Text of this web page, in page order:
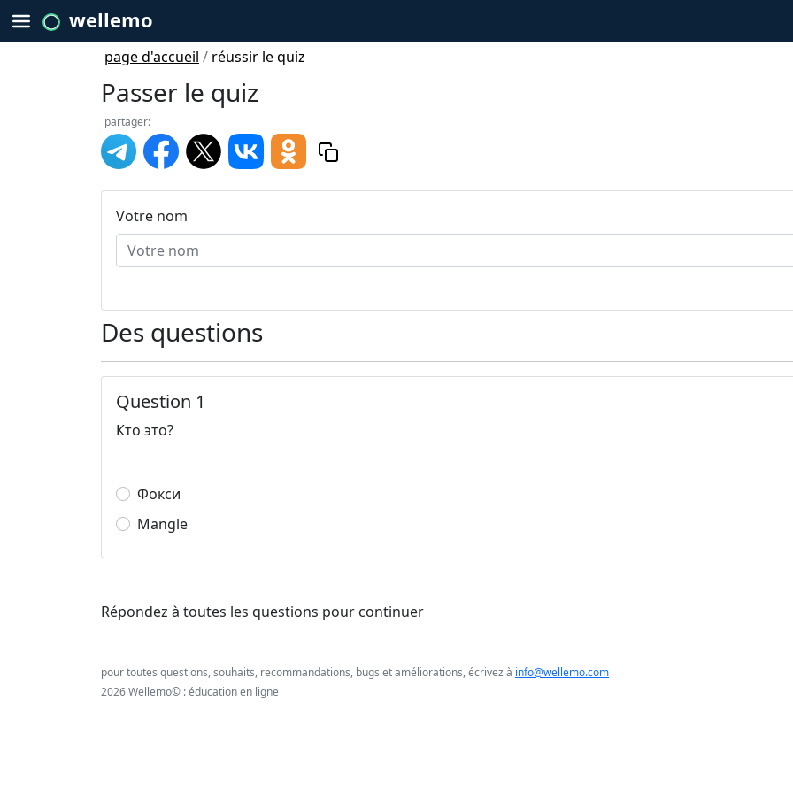
wellemo
page d'accueil / réussir le quiz
Passer le quiz
partager:
Votre nom
Des questions
Question 1
Кто это?
Фокси
Mangle
Répondez à toutes les questions pour continuer
pour toutes questions, souhaits, recommandations, bugs et améliorations, écrivez à info@wellemo.com
2026 Wellemo© : éducation en ligne